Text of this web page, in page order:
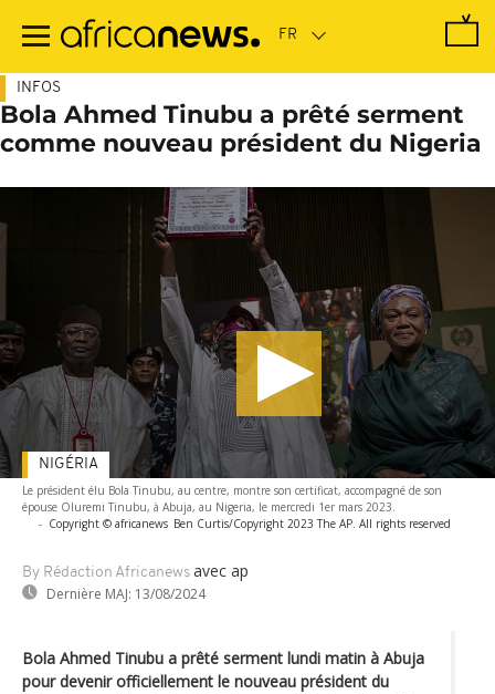
contenu
INFOS
Bola Ahmed Tinubu a prêté serment
comme nouveau président du Nigeria
Le président élu Bola Tinubu, au centre, montre son certificat, accompagné de son
épouse Oluremi Tinubu, à Abuja, au Nigeria, le mercredi 1er mars 2023.
- Copyright © africanews Ben Curtis/Copyright 2023 The AP. All rights reserved
By Rédaction Africanews avec ap
Dernière MAJ: 13/08/2024
NIGÉRIA
Bola Ahmed Tinubu a prêté serment lundi matin à Abuja
pour devenir officiellement le nouveau président du